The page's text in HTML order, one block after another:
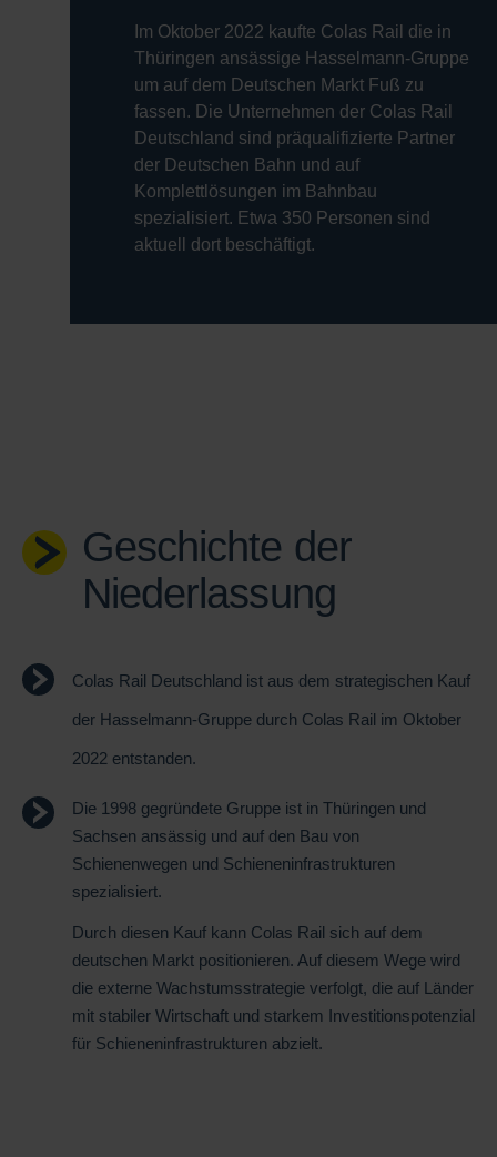
Im Oktober 2022 kaufte Colas Rail die in
Thüringen ansässige Hasselmann-Gruppe
um auf dem Deutschen Markt Fuß zu
fassen. Die Unternehmen der Colas Rail
Deutschland sind präqualifizierte Partner
der Deutschen Bahn und auf
Komplettlösungen im Bahnbau
spezialisiert. Etwa 350 Personen sind
aktuell dort beschäftigt.
Geschichte der
Niederlassung
Colas Rail Deutschland ist aus dem strategischen Kauf
der Hasselmann-Gruppe durch Colas Rail im Oktober
2022 entstanden.
Die 1998 gegründete Gruppe ist in Thüringen und
Sachsen ansässig und auf den Bau von
Schienenwegen und Schieneninfrastrukturen
spezialisiert.
Durch diesen Kauf kann Colas Rail sich auf dem
deutschen Markt positionieren. Auf diesem Wege wird
die externe Wachstumsstrategie verfolgt, die auf Länder
mit stabiler Wirtschaft und starkem Investitionspotenzial
für Schieneninfrastrukturen abzielt.